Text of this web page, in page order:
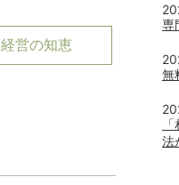
経営の知恵
専
無
法